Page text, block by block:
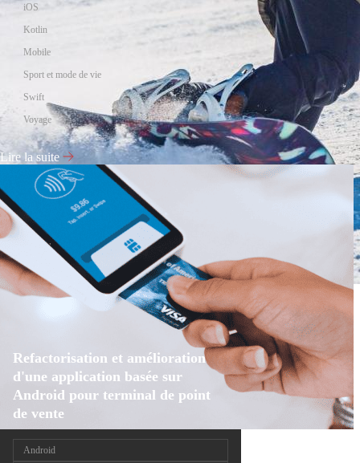
iOS
Kotlin
Mobile
Sport et mode de vie
Swift
Voyage
Lire la suite
Refactorisation et amélioration
d'une application basée sur
Android pour terminal de point
de vente
Android